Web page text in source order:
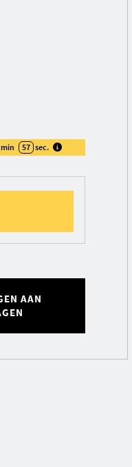
min 57 sec.